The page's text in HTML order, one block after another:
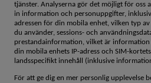
tjänster. Analyserna gör det möjligt för oss
in information och personuppgifter,
adressen för din mobila enhet, vilken typ
du använder, sessions- och
prestandainformation, vilket är information
din mobila enhets IP-adress och SIM-
landsspecifikt innehåll (inklusive
För att ge dig en mer personlig upplevelse